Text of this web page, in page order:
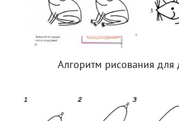
Алгоритм рисования для